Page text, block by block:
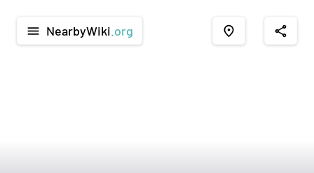
menu NearbyWiki .org place share